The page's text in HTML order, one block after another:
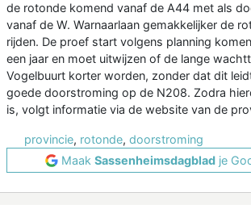
de rotonde komend vanaf de A44 met als
vanaf de W. Warnaarlaan gemakkelijker de
rijden. De proef start volgens planning
een jaar en moet uitwijzen of de lange
Vogelbuurt korter worden, zonder dat dit
goede doorstroming op de N208. Zodra
is, volgt informatie via de website van de
provincie, rotonde, doorstroming
Maak Sassenheimsdagbladje